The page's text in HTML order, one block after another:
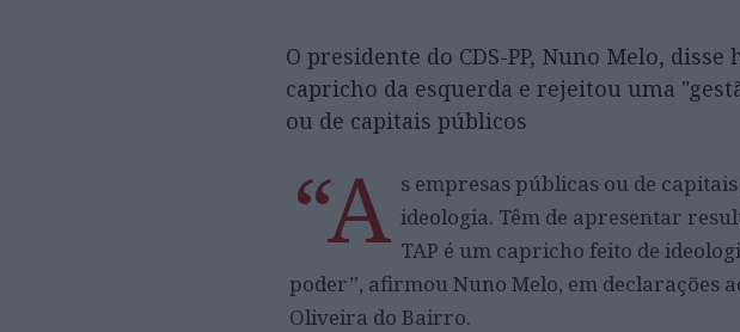
O presidente do CDS-PP, Nuno Melo,
capricho da esquerda e rejeitou uma
ou de capitais públicos
“A s empresas públicas ou de
ideologia. Têm de apresentar
TAP é um capricho feito de
poder”, afirmou Nuno Melo, em declarações
Oliveira do Bairro.